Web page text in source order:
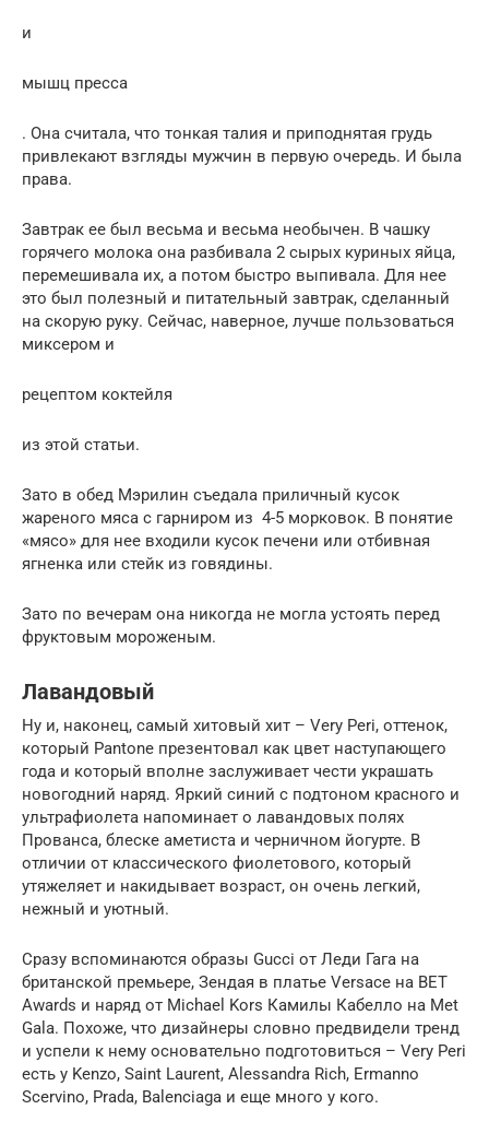
и
мышц пресса
. Она считала, что тонкая талия и приподнятая грудь
привлекают взгляды мужчин в первую очередь. И была
права.
Завтрак ее был весьма и весьма необычен. В чашку
горячего молока она разбивала 2 сырых куриных яйца,
перемешивала их, а потом быстро выпивала. Для нее
это был полезный и питательный завтрак, сделанный
на скорую руку. Сейчас, наверное, лучше пользоваться
миксером и
рецептом коктейля
из этой статьи.
Зато в обед Мэрилин съедала приличный кусок
жареного мяса с гарниром из 4-5 морковок. В понятие
«мясо» для нее входили кусок печени или отбивная
ягненка или стейк из говядины.
Зато по вечерам она никогда не могла устоять перед
фруктовым мороженым.
Лавандовый
Ну и, наконец, самый хитовый хит – Very Peri, оттенок,
который Pantone презентовал как цвет наступающего
года и который вполне заслуживает чести украшать
новогодний наряд. Яркий синий с подтоном красного и
ультрафиолета напоминает о лавандовых полях
Прованса, блеске аметиста и черничном йогурте. В
отличии от классического фиолетового, который
утяжеляет и накидывает возраст, он очень легкий,
нежный и уютный.
Сразу вспоминаются образы Gucci от Леди Гага на
британской премьере, Зендая в платье Versace на BET
Awards и наряд от Michael Kors Камилы Кабелло на Met
Gala. Похоже, что дизайнеры словно предвидели тренд
и успели к нему основательно подготовиться – Very Peri
есть у Kenzo, Saint Laurent, Alessandra Rich, Ermanno
Scervino, Prada, Balenciaga и еще много у кого.